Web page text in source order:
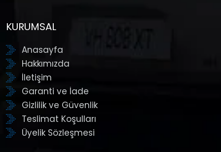
KURUMSAL
Anasayfa
Hakkımızda
İletişim
Garanti ve İade
Gizlilik ve Güvenlik
Teslimat Koşulları
Üyelik Sözleşmesi